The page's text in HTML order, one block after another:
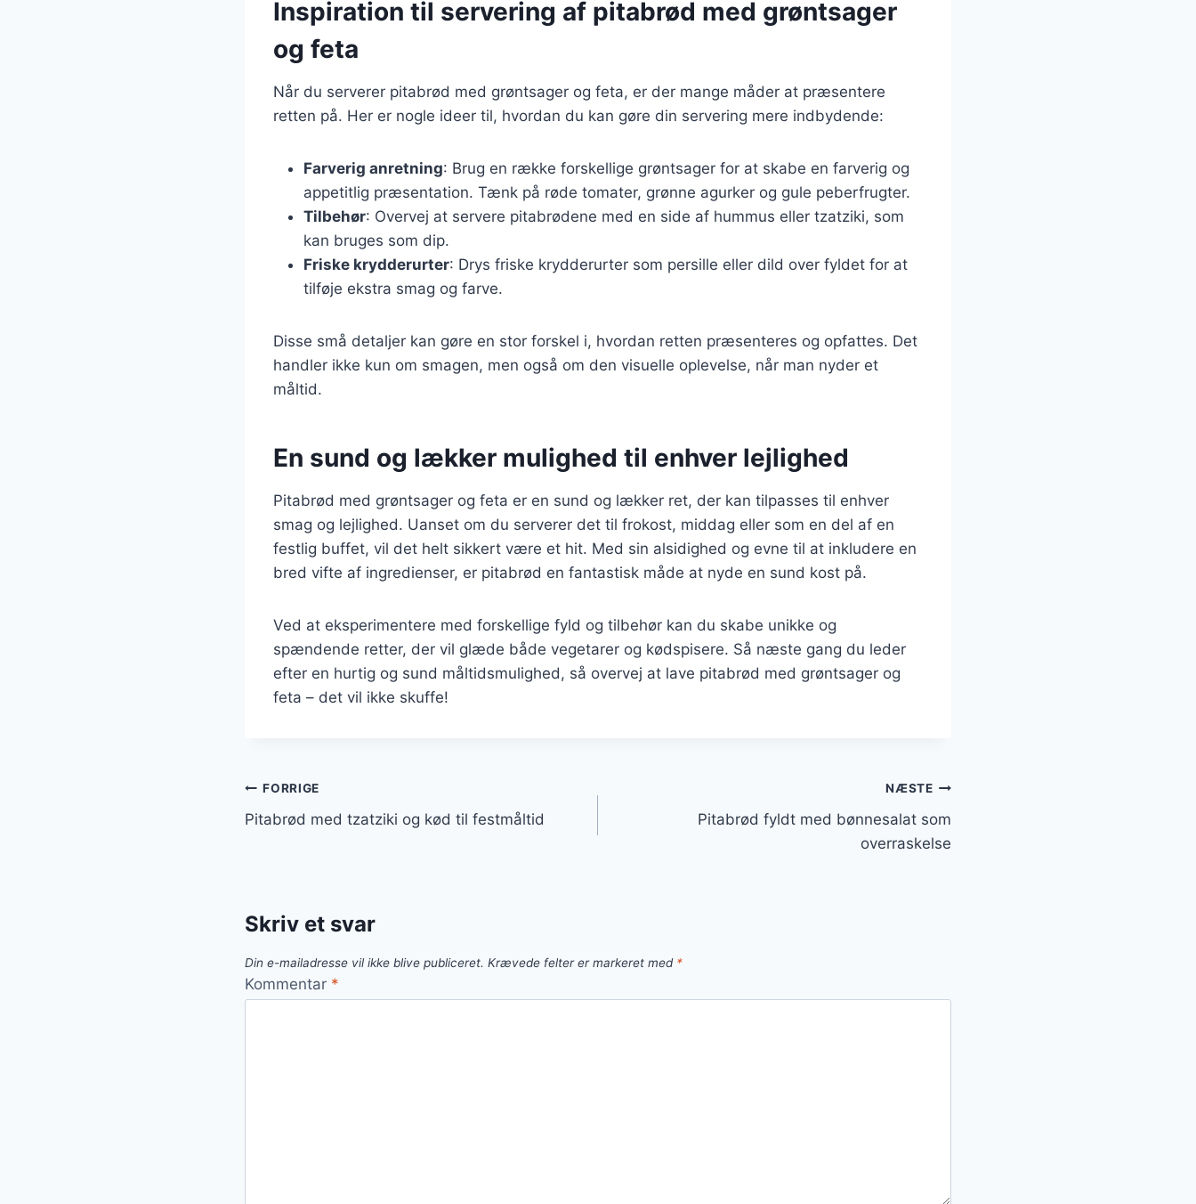
Inspiration til servering af pitabrød med grøntsager
og feta
Når du serverer pitabrød med grøntsager og feta, er der mange måder at præsentere
retten på. Her er nogle ideer til, hvordan du kan gøre din servering mere indbydende:
Farverig anretning: Brug en række forskellige grøntsager for at skabe en farverig og
appetitlig præsentation. Tænk på røde tomater, grønne agurker og gule peberfrugter.
Tilbehør: Overvej at servere pitabrødene med en side af hummus eller tzatziki, som
kan bruges som dip.
Friske krydderurter: Drys friske krydderurter som persille eller dild over fyldet for at
tilføje ekstra smag og farve.
Disse små detaljer kan gøre en stor forskel i, hvordan retten præsenteres og opfattes. Det
handler ikke kun om smagen, men også om den visuelle oplevelse, når man nyder et
måltid.
En sund og lækker mulighed til enhver lejlighed
Pitabrød med grøntsager og feta er en sund og lækker ret, der kan tilpasses til enhver
smag og lejlighed. Uanset om du serverer det til frokost, middag eller som en del af en
festlig buffet, vil det helt sikkert være et hit. Med sin alsidighed og evne til at inkludere en
bred vifte af ingredienser, er pitabrød en fantastisk måde at nyde en sund kost på.
Ved at eksperimentere med forskellige fyld og tilbehør kan du skabe unikke og
spændende retter, der vil glæde både vegetarer og kødspisere. Så næste gang du leder
efter en hurtig og sund måltidsmulighed, så overvej at lave pitabrød med grøntsager og
feta – det vil ikke skuffe!
Indlægsnavigation
FORRIGE
Pitabrød med tzatziki og kød til festmåltid
NÆSTE
Pitabrød fyldt med bønnesalat som
overraskelse
Skriv et svar
Din e-mailadresse vil ikke blive publiceret. Krævede felter er markeret med *
Kommentar *